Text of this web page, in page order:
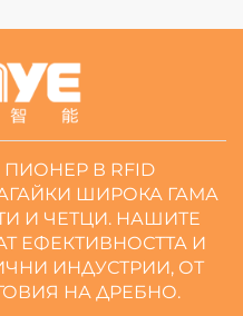
ПИОНЕР В RFID
ШИРОКА ГАМА
И ЧЕТЦИ. НАШИТЕ
ЕФЕКТИВНОСТТА И
ИНДУСТРИИ, ОТ
НА ДРЕБНО.